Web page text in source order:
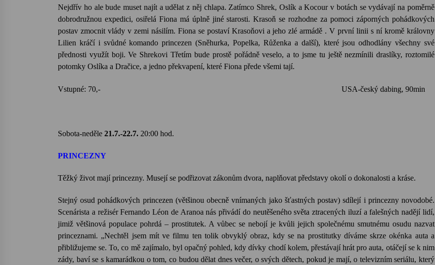
Nejdřív ho ale bude muset najít a udělat z něj chlapa. Zatímco Shrek, Oslík a Kocour v botách se vydávají na poměrně
dobrodružnou expedici, osiřelá Fiona má úplně jiné starosti. Krasoň se rozhodne za pomoci záporných pohádkových
postav zmocnit vlády v zemi násilím. Fiona se postaví Krasoňovi a jeho zlé armádě . V první linii s ní kromě královny
Lilien kráčí i svůdné komando princezen (Sněhurka, Popelka, Růženka a další), které jsou odhodlány všechny své
přednosti využít boji. Ve Shrekovi Třetím bude prostě pořádně veselo, a to jsme tu ještě nezmínili draslíky, roztomilé
potomky Oslíka a Dračice, a jedno překvapení, které Fiona přede všemi tají.
Vstupné: 70,- USA-český dabing, 90min
Sobota-neděle 21.7.-22.7. 20:00 hod.
PRINCEZNY
Těžký život mají princezny. Musejí se podřizovat zákonům dvora, naplňovat představy okolí o dokonalosti a kráse.
Stejný osud pohádkových princezen (většinou obecně vnímaných jako šťastných postav) sdílejí i princezny novodobé.
Scenárista a režisér Fernando Léon de Aranoa nás přivádí do neutěšeného světa ztracených iluzí a falešných nadějí lidí,
jimiž většinová populace pohrdá – prostitutek. A vůbec se nebojí je kvůli jejich společnému smutnému osudu nazvat
princeznami. „Nechtěl jsem mít ve filmu ten tolik obvyklý obraz, kdy se na prostitutky díváme skrze okénka auta a
přibližujeme se. To, co mě zajímalo, byl opačný pohled, kdy dívky chodí kolem, přestávají hrát pro auta, otáčejí se k nim
zády, baví se s kamarádkou o tom, co budou dělat dnes večer, o svých dětech, pokud je mají, o televizním seriálu, který